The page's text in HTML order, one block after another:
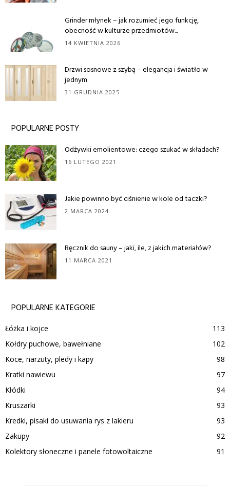
Grinder młynek – jak rozumieć jego funkcję,
obecność w kulturze przedmiotów...
14 KWIETNIA 2026
Drzwi sosnowe z szybą – elegancja i światło w
jednym
31 GRUDNIA 2025
POPULARNE POSTY
Odżywki emolientowe: czego szukać w składach?
16 LUTEGO 2021
Jakie powinno być ciśnienie w kole od taczki?
2 MARCA 2024
Ręcznik do sauny – jaki, ile, z jakich materiałów?
11 MARCA 2021
POPULARNE KATEGORIE
Łóżka i kojce
113
Kołdry puchowe, bawełniane
102
Koce, narzuty, pledy i kapy
98
Kratki nawiewu
97
Kłódki
94
Kruszarki
93
Kredki, pisaki do usuwania rys z lakieru
93
Zakupy
92
Kolektory słoneczne i panele fotowoltaiczne
91